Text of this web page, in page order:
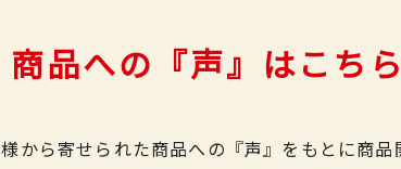
商品への『声』はこち
から寄せられた商品への『声』をもとに商品